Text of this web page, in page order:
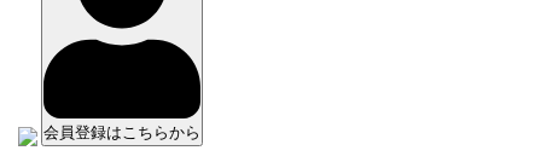
会員登録はこちらから